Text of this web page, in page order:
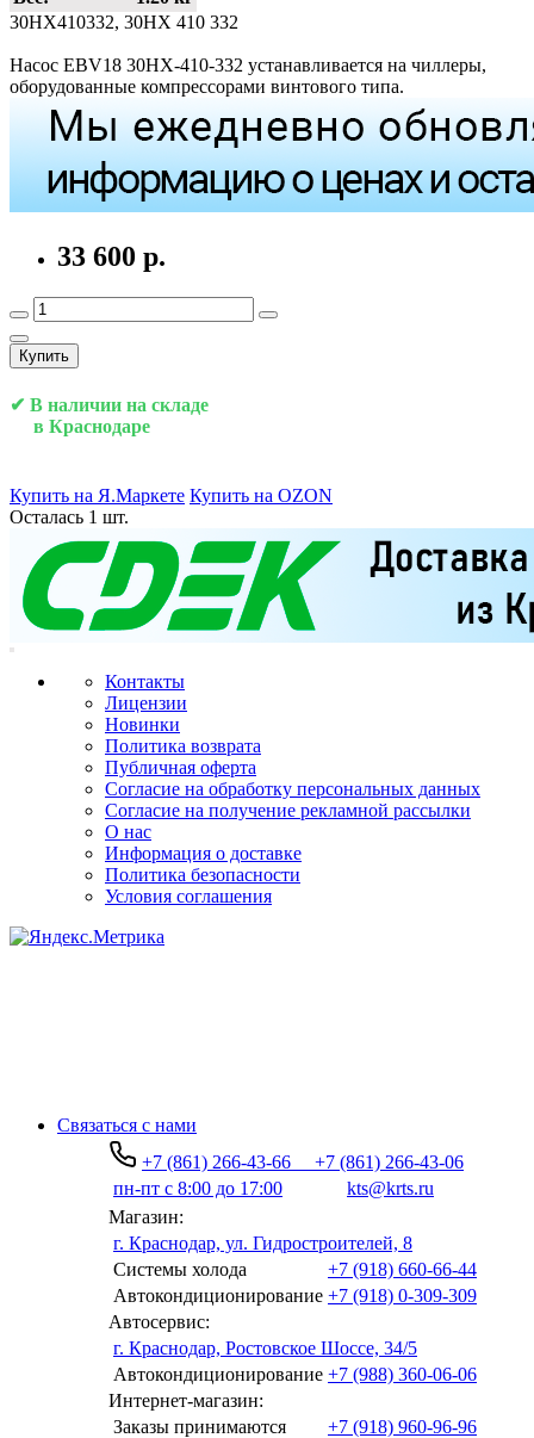
30HX410332, 30HX 410 332
Насос EBV18 30HX-410-332 устанавливается на чиллеры,
оборудованные компрессорами винтового типа.
33 600 р.
Купить
✔ В наличии на складе
в Краснодаре
Купить на Я.Маркете Купить на OZON
Осталась 1 шт.
Контакты
Лицензии
Новинки
Политика возврата
Публичная оферта
Согласие на обработку персональных данных
Согласие на получение рекламной рассылки
О нас
Информация о доставке
Политика безопасности
Условия соглашения
Связаться с нами
+7 (861) 266-43-66
+7 (861) 266-43-06
пн-пт с 8:00 до 17:00
kts@krts.ru
Магазин:
г. Краснодар, ул. Гидростроителей, 8
Системы холода
+7 (918) 660-66-44
Автокондиционирование +7 (918) 0-309-309
Автосервис:
г. Краснодар, Ростовское Шоссе, 34/5
Автокондиционирование +7 (988) 360-06-06
Интернет-магазин:
Заказы принимаются
+7 (918) 960-96-96